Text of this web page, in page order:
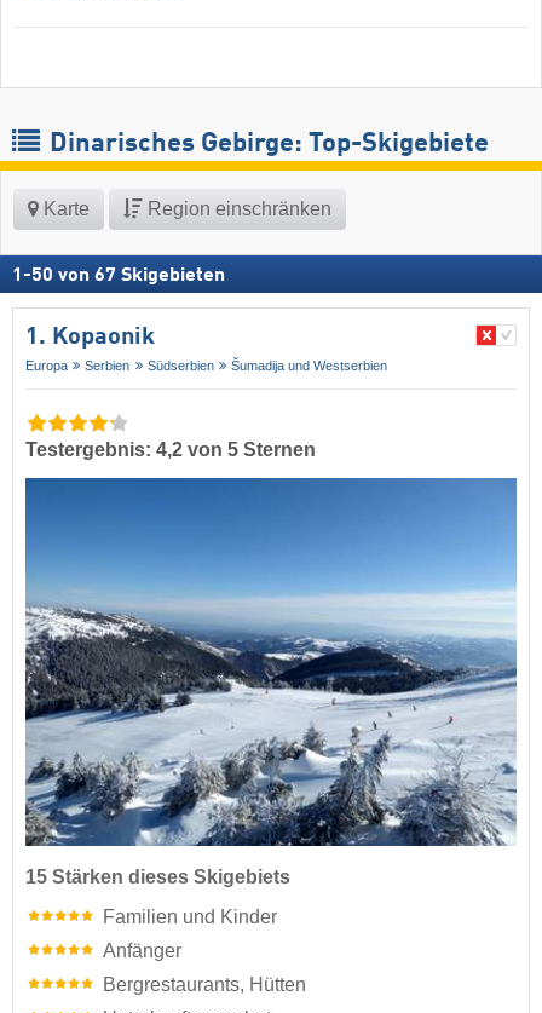
Dinarisches Gebirge: Top-Skigebiete
Karte Region einschränken
1 -50 von 67 Skigebieten
1. Kopaonik
Europa Serbien Südserbien Šumadija und Westserbien
Testergebnis: 4,2 von 5 Sternen
15 Stärken dieses Skigebiets
Familien und Kinder
Anfänger
Bergrestaurants, Hütten